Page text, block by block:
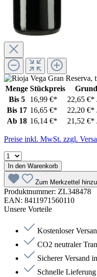
Menge Stückpreis
Bis 5 16,99 €*
22,65 €*
Bis 17 16,65 €*
22,20 €*
Ab 18 16,14 €* 21,52 €*
Preise inkl. MwSt. zzgl.
In den Warenkorb
Zum Merkzettel
Produktnummer: ZL348478
EAN: 8411971560110
Unsere Vorteile
Kostenloser
CO2 neutraler
Sicherer Versand
Schnelle Lieferung